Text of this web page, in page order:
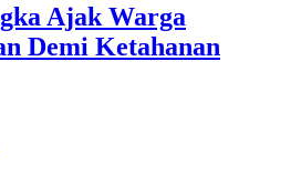
Ajak Warga
Demi Ketahanan